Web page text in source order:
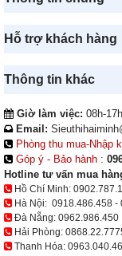
Hỗ trợ khách hàng
Thông tin khác
Giờ làm việc: 08h-
Email:
Phòng thu mua-Nhập
Góp ý - Bảo hành :
Hotline tư vấn mua
Hồ Chí Minh:
Hà Nội: 0918.486.458 -
Đà Nẵng: 0962.986.450
Hải Phòng:
Thanh Hóa: